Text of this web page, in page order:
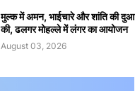
मुल्क में अमन, भाईचारे और शांति की दुआ
की, ढलगर मोहल्ले में लंगर का आयोजन
August 03, 2026